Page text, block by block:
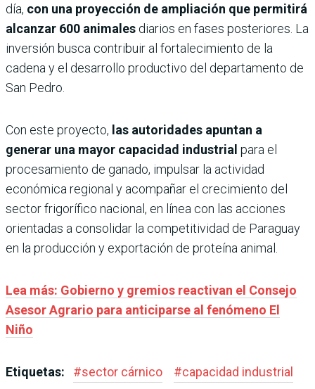
día, con una proyección de ampliación que permitirá
alcanzar 600 animales diarios en fases posteriores. La
inversión busca contribuir al fortalecimiento de la
cadena y el desarrollo productivo del departamento de
San Pedro.
Con este proyecto, las autoridades apuntan a
generar una mayor capacidad industrial para el
procesamiento de ganado, impulsar la actividad
económica regional y acompañar el crecimiento del
sector frigorífico nacional, en línea con las acciones
orientadas a consolidar la competitividad de Paraguay
en la producción y exportación de proteína animal.
Lea más: Gobierno y gremios reactivan el Consejo
Asesor Agrario para anticiparse al fenómeno El
Niño
Etiquetas: #sector cárnico #capacidad industrial